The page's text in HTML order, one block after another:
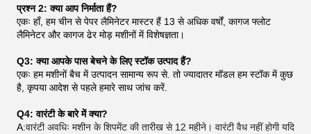
प्रश्न 2: क्या आप निर्माता हैं?
एकः हाँ, हम चीन से पेपर लैमिनेटर मास्टर हैं 13 से अधिक वर्षों, कागज फ्लोट
लैमिनेटर और कागज ढेर मोड़ मशीनों में विशेषज्ञता।
Q3: क्या आपके पास बेचने के लिए स्टॉक उत्पाद हैं?
एकः हम मशीनों बैच में उत्पादन सामान्य रूप से. तो ज्यादातर मॉडल हम स्टॉक में कुछ
है, कृपया आदेश से पहले हमारे साथ जांच करें.
Q4: वारंटी के बारे में क्या?
A:वारंटी अवधिः मशीन के शिपमेंट की तारीख से 12 महीने। वारंटी वैध नहीं होगी यदि